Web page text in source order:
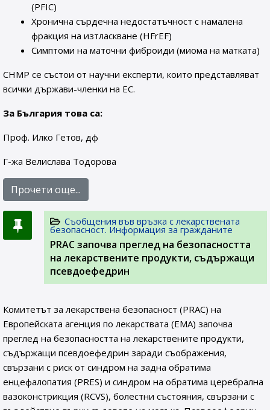
(PFIC)
Хронична сърдечна недостатъчност с намалена
фракция на изтласкване (HFrEF)
Симптоми на маточни фиброиди (миома на матката)
CHMP се състои от научни експерти, които представляват
всички държави-членки на ЕС.
За България това са:
Проф. Илко Гетов, дф
Г-жа Велислава Тодорова
Прочети още...
Съобщения във връзка с лекарствената
безопасност. Информация за гражданите
PRAC започва преглед на безопасността
на лекарствените продукти, съдържащи
псевдоефедрин
Комитетът за лекарствена безопасност (PRAC) на
Европейската агенция по лекарствата (ЕМА) започва
преглед на безопасността на лекарствените продукти,
съдържащи псевдоефедрин заради съображения,
свързани с риск от синдром на задна обратима
енцефалопатия (PRES) и синдром на обратима церебрална
вазоконстрикция (RCVS), болестни състояния, свързани с